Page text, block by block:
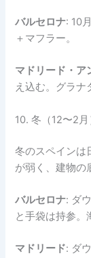
バルセロナ: 10
＋マフラー。
マドリード・ア
え込む。グラナ
10. 冬（12〜2
冬のスペインは
が弱く、建物の
バルセロナ: ダ
と手袋は持参。
マドリード: ダ